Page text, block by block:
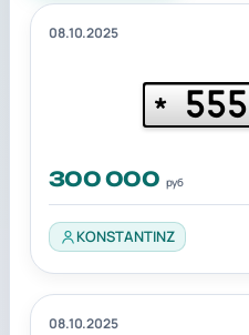
08.10.2025
* 555
300 000 руб
KONSTANTINZ
08.10.2025